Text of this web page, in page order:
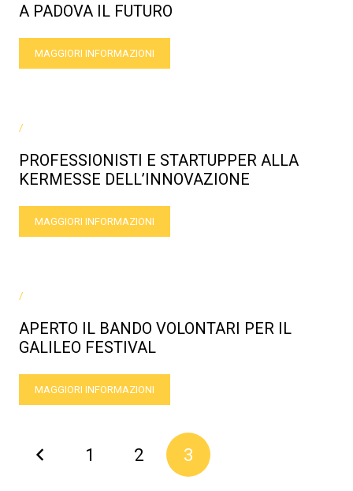
A PADOVA IL FUTURO
MAGGIORI INFORMAZIONI
/
PROFESSIONISTI E STARTUPPER ALLA
KERMESSE DELL’INNOVAZIONE
MAGGIORI INFORMAZIONI
/
APERTO IL BANDO VOLONTARI PER IL
GALILEO FESTIVAL
MAGGIORI INFORMAZIONI
1 2 3